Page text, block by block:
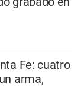
Fe: cuatro
arma,